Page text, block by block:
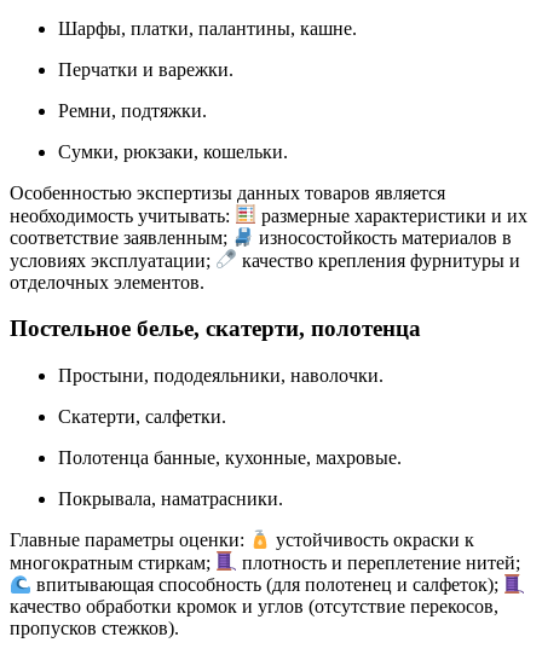
Шарфы, платки, палантины, кашне.
Перчатки и варежки.
Ремни, подтяжки.
Сумки, рюкзаки, кошельки.
Особенностью экспертизы данных товаров является
необходимость учитывать:
размерные характеристики и их
соответствие заявленным;
износостойкость материалов в
условиях эксплуатации;
качество крепления фурнитуры и
отделочных элементов.
Постельное белье, скатерти, полотенца
Простыни, пододеяльники, наволочки.
Скатерти, салфетки.
Полотенца банные, кухонные, махровые.
Покрывала, наматрасники.
Главные параметры оценки:
устойчивость окраски к
многократным стиркам;
плотность и переплетение нитей;
впитывающая способность (для полотенец и салфеток);
качество обработки кромок и углов (отсутствие перекосов,
пропусков стежков).